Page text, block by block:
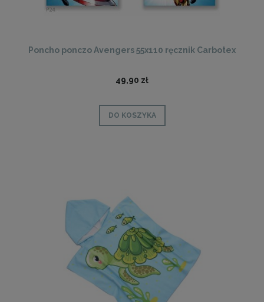
Poncho ponczo Avengers 55x110 ręcznik Carbotex
49,90 zł
DO KOSZYKA